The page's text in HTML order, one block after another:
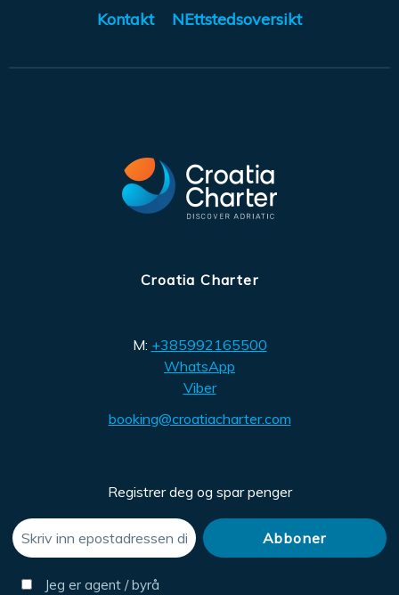
Kontakt NEttstedsoversikt
Croatia Charter
M: +385992165500
WhatsApp
Viber
booking@croatiacharter.com
Registrer deg og spar penger
Jeg er agent / byrå